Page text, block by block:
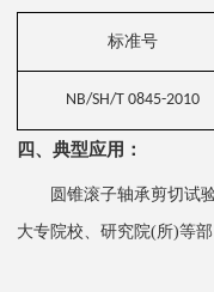
标准号
NB/SH/T 0845-2010
四、 典型应用 ：
圆锥滚子轴承剪切试
大专院校、研究院(所)等